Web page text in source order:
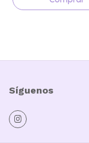
Síguenos